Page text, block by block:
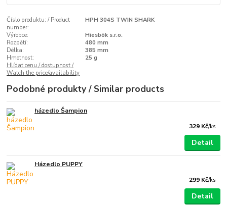
Číslo produktu: / Product
number:
HPH 304S TWIN SHARK
Výrobce:
Hiesbök s.r.o.
Rozpětí:
480 mm
Délka:
385 mm
Hmotnost:
25 g
Hlídat cenu / dostupnost /
Watch the price/availability
Podobné produkty / Similar products
házedlo Šampion
329 Kč/ks
Detail
Házedlo PUPPY
299 Kč/ks
Detail